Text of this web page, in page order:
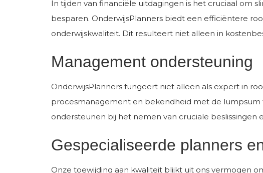
In tijden van financiële uitdagingen is het cruciaal om
besparen. OnderwijsPlanners biedt een efficiëntere
onderwijskwaliteit. Dit resulteert niet alleen in
Management ondersteuning
OnderwijsPlanners fungeert niet alleen als expert in
procesmanagement en bekendheid met de lumpsum
ondersteunen bij het nemen van cruciale
Gespecialiseerde planners
Onze toewijding aan kwaliteit blijkt uit ons vermogen